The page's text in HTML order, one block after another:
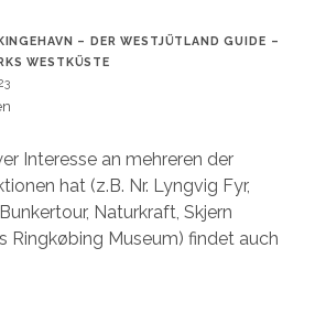
– DER WESTJÜTLAND GUIDE –
WESTKÜSTE
Interesse an mehreren der
hat (z.B. Nr. Lyngvig Fyr,
Naturkraft, Skjern
Ringkøbing Museum) findet auch